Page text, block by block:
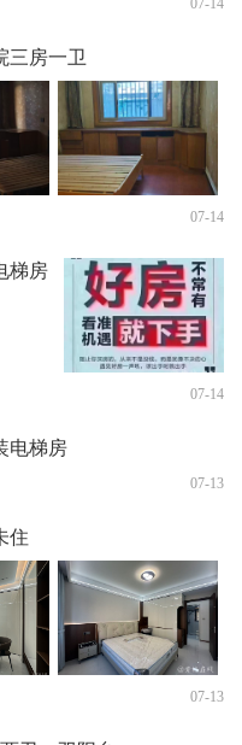
07-14
三房一卫
07-14
梯房
07-14
电梯房
07-13
住
07-13